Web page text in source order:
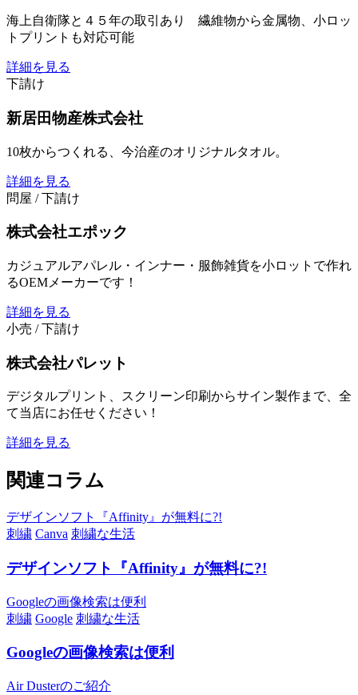
海上自衛隊と４５年の取引あり 繊維物から金属物、小ロッ
トプリントも対応可能
詳細を見る
下請け
新居田物産株式会社
10枚からつくれる、今治産のオリジナルタオル。
詳細を見る
問屋 / 下請け
株式会社エポック
カジュアルアパレル・インナー・服飾雑貨を小ロットで作れ
るOEMメーカーです！
詳細を見る
小売 / 下請け
株式会社パレット
デジタルプリント、スクリーン印刷からサイン製作まで、全
て当店にお任せください！
詳細を見る
関連コラム
デザインソフト『Affinity』が無料に?!
刺繍 Canva 刺繍な生活
デザインソフト『Affinity』が無料に?!
Googleの画像検索は便利
刺繍 Google 刺繍な生活
Googleの画像検索は便利
Air Dusterのご紹介